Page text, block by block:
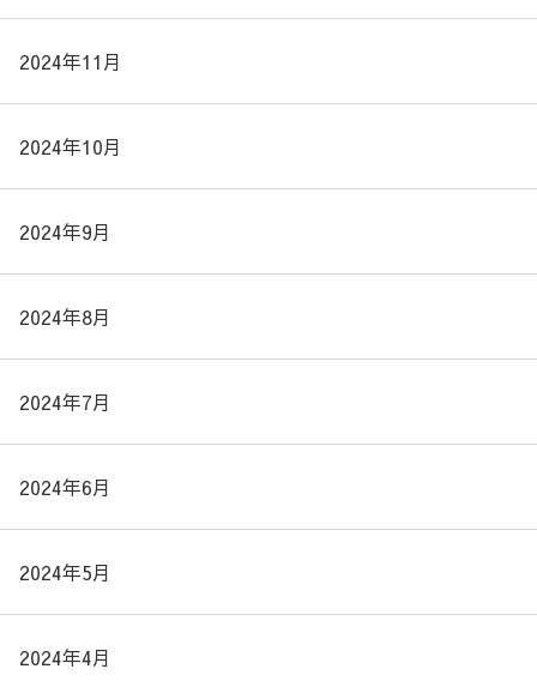
2024年11月
2024年10月
2024年9月
2024年8月
2024年7月
2024年6月
2024年5月
2024年4月